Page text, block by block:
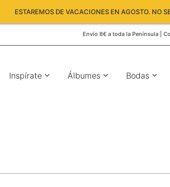
ESTAREMOS DE VACACIONES EN AGOSTO. NO
Envío 8€ a toda la Península |
Inspírate Álbumes Bodas